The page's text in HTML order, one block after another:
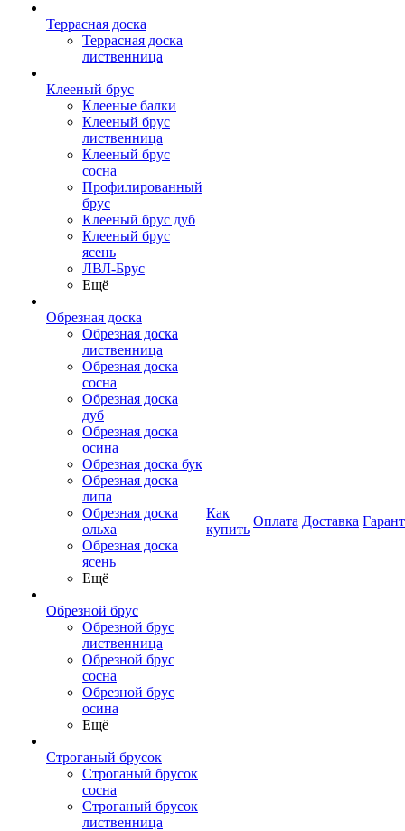
Террасная доска
Террасная доска
лиственница
Клееный брус
Клееные балки
Клееный брус
лиственница
Клееный брус
сосна
Профилированный
брус
Клееный брус дуб
Клееный брус
ясень
ЛВЛ-Брус
Ещё
Обрезная доска
Обрезная доска
лиственница
Обрезная доска
сосна
Обрезная доска
дуб
Обрезная доска
осина
Обрезная доска бук
Обрезная доска
липа
Обрезная доска
ольха
Обрезная доска
ясень
Ещё
Обрезной брус
Обрезной брус
лиственница
Обрезной брус
сосна
Обрезной брус
осина
Ещё
Строганый брусок
Строганый брусок
сосна
Строганый брусок
лиственница
Как
купить
Оплата Доставка